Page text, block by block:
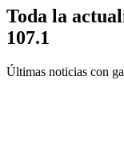
Toda la
107.1
Últimas noticias con